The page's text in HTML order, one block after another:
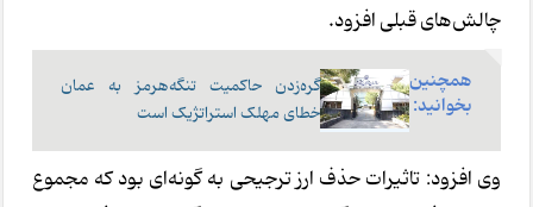
چالش‌های قبلی افزود.
همچنین
بخوانید:
گره‌زدن حا‌کمیت تنگه‌هرمز به عمان
خطای مهلک استراتژ‌یک است
وی افزود: تاثیرات حذف ارز ترجیحی به گونه‌ای بود که مجموع